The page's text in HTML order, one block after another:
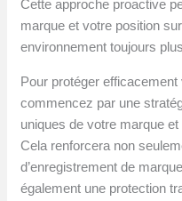
Cette approche proactive
marque et votre position
environnement toujours
Pour protéger
commencez par une
uniques de votre marque
Cela renforcera non
d’enregistrement de
également une protection